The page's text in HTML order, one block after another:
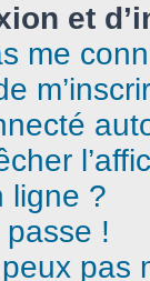
et
me
ligne ?
passe !
pas